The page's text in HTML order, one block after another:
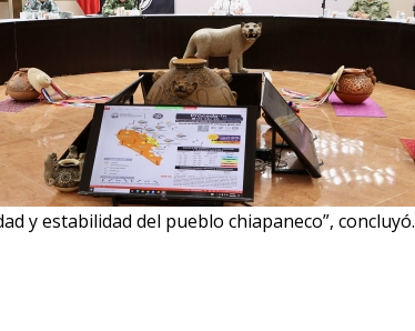
y estabilidad del pueblo chiapaneco”, concluyó.